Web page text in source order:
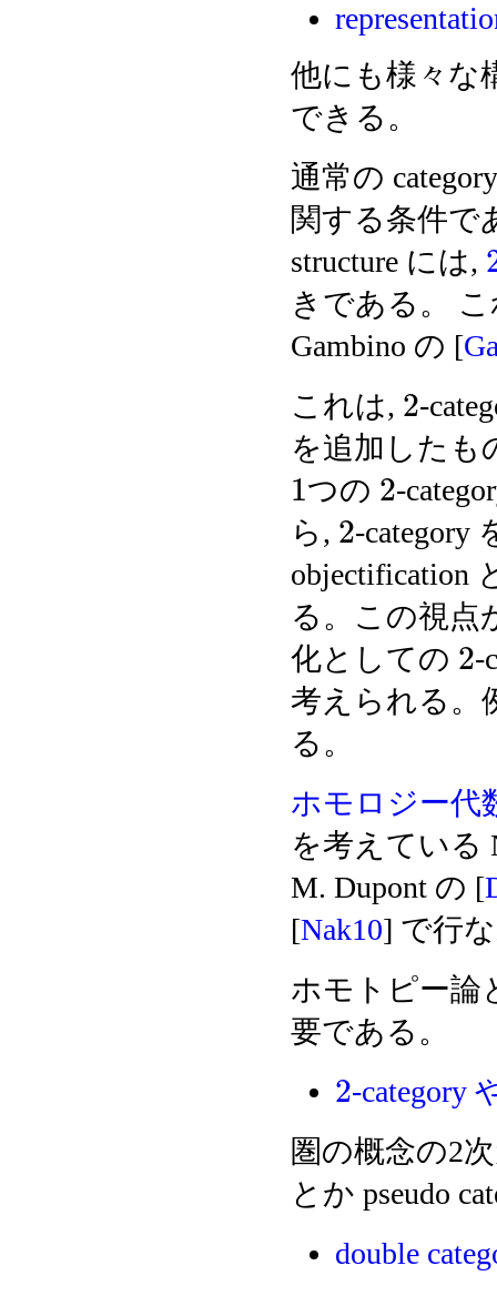
他にも様々な
できる。
通常の
関する条件で
structure には,
きである。
Gambino の [
これは, 2-
を追加したも
1つの 2-
ら, 2-category
objectification
る。この視点
化としての 2-
考えられる。
る。
ホモロジー代
を考えている
M. Dupont の [
[Nak10] で行
ホモトピー論
要である。
2-category
圏の概念の2
とか pseudo
double